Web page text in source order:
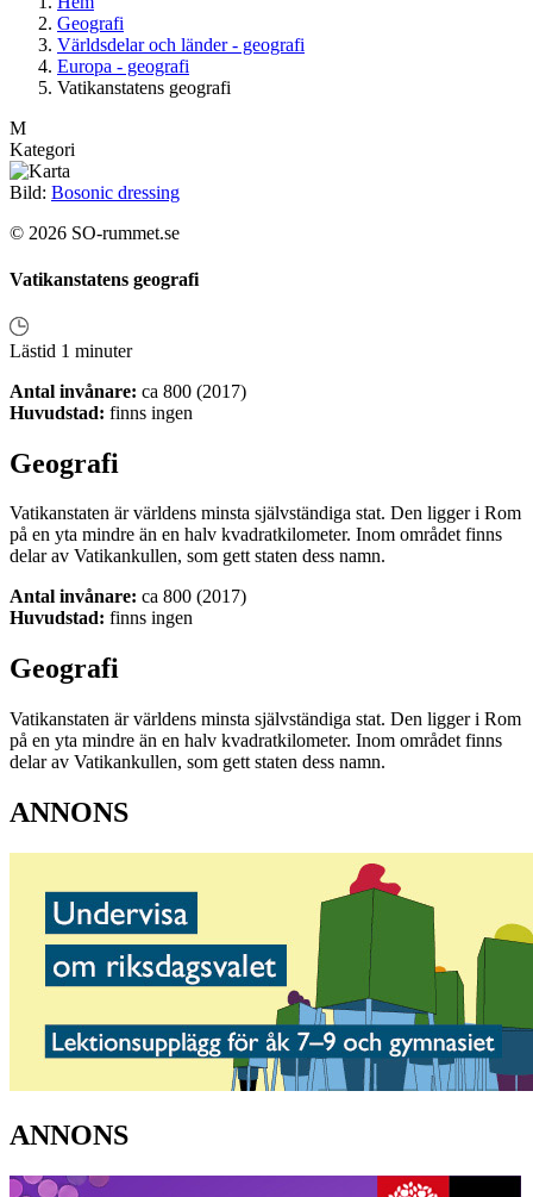
Geografi
Världsdelar och länder - geografi
Europa - geografi
Vatikanstatens geografi
M
Kategori
Bild: Bosonic dressing
© 2026 SO-rummet.se
Vatikanstatens geografi
Lästid 1 minuter
Antal invånare: ca 800 (2017)
Huvudstad: finns ingen
Geografi
Vatikanstaten är världens minsta självständiga stat. Den ligger i Rom
på en yta mindre än en halv kvadratkilometer. Inom området finns
delar av Vatikankullen, som gett staten dess namn.
Antal invånare: ca 800 (2017)
Huvudstad: finns ingen
Geografi
Vatikanstaten är världens minsta självständiga stat. Den ligger i Rom
på en yta mindre än en halv kvadratkilometer. Inom området finns
delar av Vatikankullen, som gett staten dess namn.
ANNONS
ANNONS